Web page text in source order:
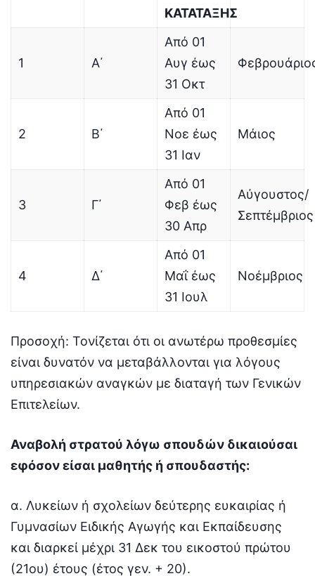
ΚΑΤΑΤΑΞΗΣ
1 Α΄
Από 01
Αυγ έως
31 Οκτ
2 Β΄
Από 01
Νοε έως
31 Ιαν
Μάιος
3 Γ΄
Από 01
Φεβ έως
30 Απρ
Αύγουστος/
Σεπτέμβριος
4 Δ΄
Από 01
Μαΐ έως
31 Ιουλ
Νοέμβριος
Προσοχή: Τονίζεται ότι οι ανωτέρω προθεσμίες
είναι δυνατόν να μεταβάλλονται για λόγους
υπηρεσιακών αναγκών με διαταγή των Γενικών
Επιτελείων.
Αναβολή στρατού λόγω σπουδών δικαιούσαι
εφόσον είσαι μαθητής ή σπουδαστής:
α. Λυκείων ή σχολείων δεύτερης ευκαιρίας ή
Γυμνασίων Ειδικής Αγωγής και Εκπαίδευσης
και διαρκεί μέχρι 31 Δεκ του εικοστού πρώτου
(21ου) έτους (έτος γεν. + 20).